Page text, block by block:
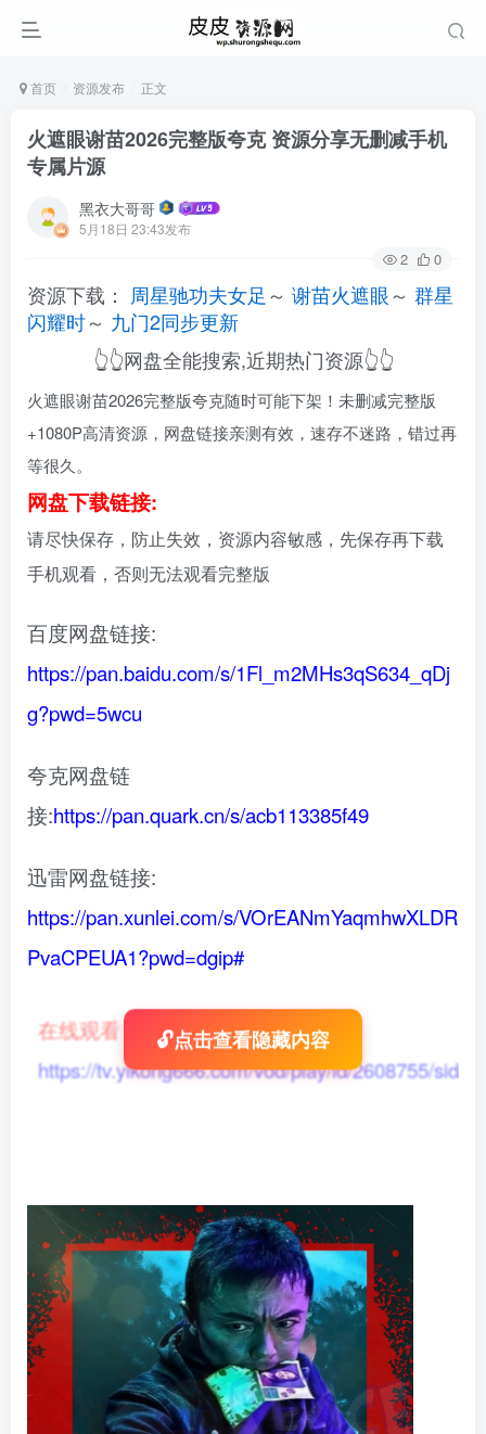
首页 资源发布 正文
火遮眼谢苗2026完整版夸克 资源分享无删减手机
专属片源
黑衣大哥哥
5月18日 23:43发布
2 0
资源下载： 周星驰功夫女足 ～ 谢苗火遮眼～ 群星
闪耀时～ 九门2同步更新
👆👆网盘全能搜索,近期热门资源👆👆
火遮眼谢苗2026完整版夸克随时可能下架！未删减完整版
+1080P高清资源，网盘链接亲测有效，速存不迷路，错过再
等很久。
网盘下载链接:
请尽快保存，防止失效，资源内容敏感，先保存再下载
手机观看，否则无法观看完整版
百度网盘链接:
https://pan.baidu.com/s/1Fl_m2MHs3qS634_qDj
g?pwd=5wcu
夸克网盘链
接:https://pan.quark.cn/s/acb113385f49
迅雷网盘链接:
https://pan.xunlei.com/s/VOrEANmYaqmhwXLDR
PvaCPEUA1?pwd=dgip#
在线观看：
https://tv.yikong666.com/vod/play/id/2608755/sid/
🔓点击查看隐藏内容